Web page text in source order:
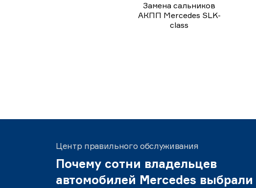
Замена сальников
АКПП Mercedes SLK-
class
Центр правильного обслуживания
Почему сотни владельцев
автомобилей Mercedes выбрали